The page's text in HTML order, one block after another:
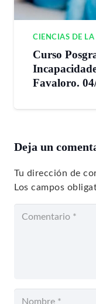
CIENCIAS DE
Curso
Favaloro.
Deja un
Tu dirección de
Los campos